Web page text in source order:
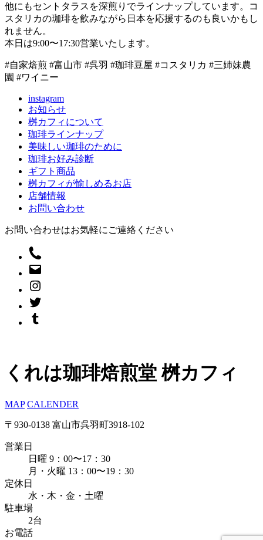
他にもセントタラスを深煎りでラインナップしています。コ
スタリカの珈琲を飲みながら日本を応援するのも良いかもし
れません。
本日は9:00〜17:30営業いたします。
#自家焙煎 #富山市 #呉羽 #珈琲豆屋 #コスタリカ #三姉妹農
園 #ワイニー
instagram
お知らせ
桝カフィについて
珈琲ラインナップ
美味しい珈琲のために
珈琲お好み診断
ギフト商品
桝カフィが愉しめるお店
店舗情報
お問い合わせ
お問い合わせはお気軽にご連絡ください
くれは珈琲焙煎堂 桝カフィ
MAP CALENDER
〒930-0138 富山市呉羽町3918-102
営業日
日曜 9：00〜17：30
月・火曜 13：00〜19：30
定休日
水・木・金・土曜
駐車場
2台
お電話